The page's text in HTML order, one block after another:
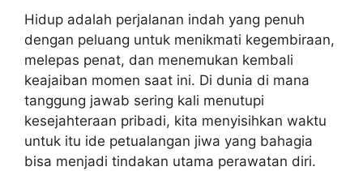
Hidup adalah perjalanan indah yang penuh
dengan peluang untuk menikmati kegembiraan,
melepas penat, dan menemukan kembali
keajaiban momen saat ini. Di dunia di mana
tanggung jawab sering kali menutupi
kesejahteraan pribadi, kita menyisihkan waktu
untuk itu ide petualangan jiwa yang bahagia
bisa menjadi tindakan utama perawatan diri.